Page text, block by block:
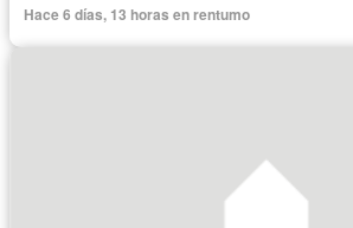
Hace 6 días, 13 horas en rentumo